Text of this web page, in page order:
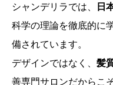
シャンデリラでは、 日
科学の理論を徹底的に
備されています。
デザインではなく、 髪
善専門サロンだからこ